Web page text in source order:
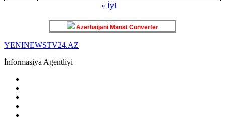
« İyl
Azerbaijani Manat Converter
YENINEWSTV24.AZ
İnformasiya Agentliyi